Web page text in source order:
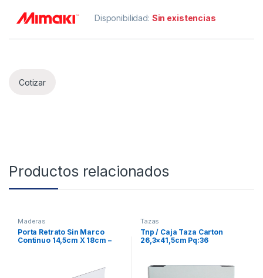
Disponibilidad: Sin existencias
Cotizar
Productos relacionados
Maderas
Porta Retrato Sin Marco
Continuo 14,5cm X 18cm –
Tazas
Tnp / Caja Taza Carton
26,3×41,5cm Pq:36